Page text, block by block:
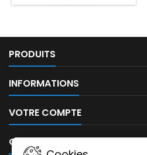
PRODUITS
INFORMATIONS
VOTRE COMPTE
CONTACT